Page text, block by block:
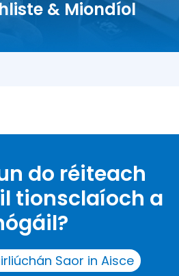
& Miondíol
Trácht · Oideachas · Both
do réiteach
tionsclaíoch a
Saor in Aisce